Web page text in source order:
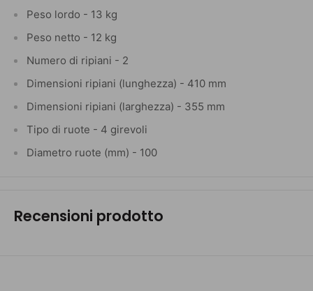
Peso lordo - 13 kg
Peso netto - 12 kg
Numero di ripiani - 2
Dimensioni ripiani (lunghezza) - 410 mm
Dimensioni ripiani (larghezza) - 355 mm
Tipo di ruote - 4 girevoli
Diametro ruote (mm) - 100
Recensioni prodotto